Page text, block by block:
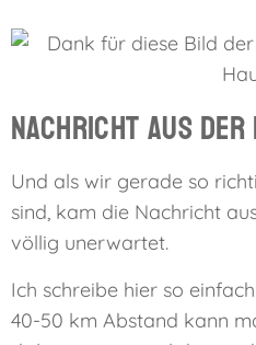
Nachricht aus
Und als wir gerade so
sind, kam die Nachricht
völlig unerwartet.
Ich schreibe hier so
40-50 km Abstand kann